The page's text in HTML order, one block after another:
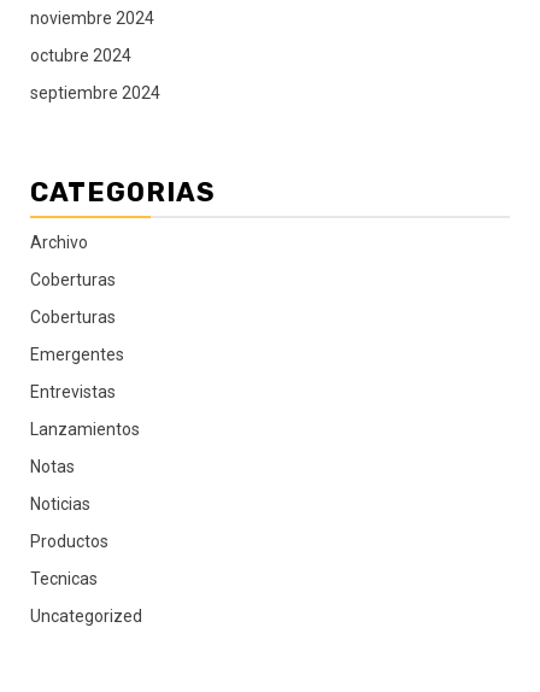
noviembre 2024
octubre 2024
septiembre 2024
CATEGORIAS
Archivo
Coberturas
Coberturas
Emergentes
Entrevistas
Lanzamientos
Notas
Noticias
Productos
Tecnicas
Uncategorized